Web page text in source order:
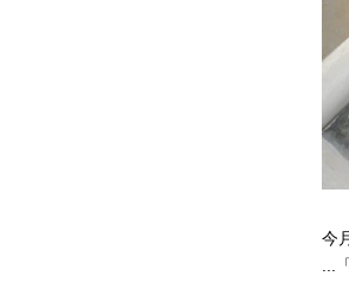
今
...